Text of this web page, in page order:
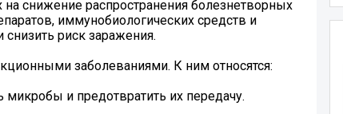
снижение распространения болезнетворных
иммунобиологических средств и
риск заражения.
заболеваниями. К ним относятся:
и предотвратить их передачу.